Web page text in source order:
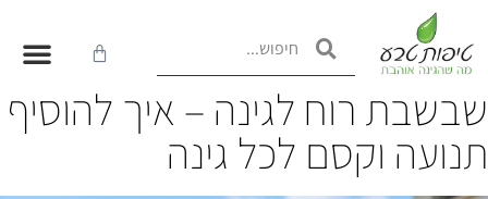
שבשבת רוח לגינה – איך להוסיף
תנועה וקסם לכל גינה